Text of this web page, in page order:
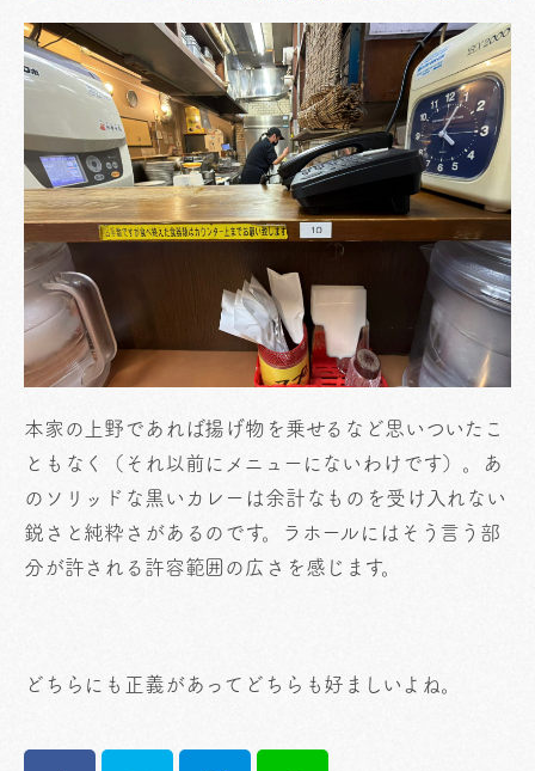
本家の上野であれば揚げ物を乗せるなど思いついたこ
ともなく（それ以前にメニューにないわけです）。あ
のソリッドな黒いカレーは余計なものを受け入れない
鋭さと純粋さがあるのです。ラホールにはそう言う部
分が許される許容範囲の広さを感じます。
どちらにも正義があってどちらも好ましいよね。